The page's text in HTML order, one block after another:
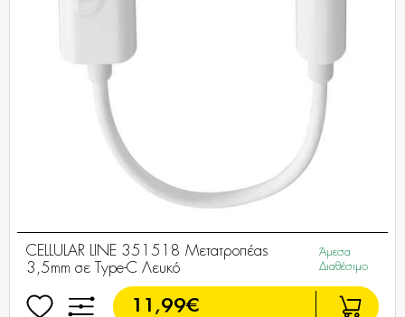
CELLULAR LINE 351518 Μετατροπέας
3,5mm σε Type-C Λευκό
Άμεσα
Διαθέσιμο
11,99€